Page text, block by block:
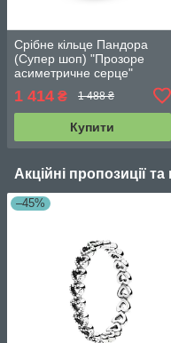
Срібне кільце Пандора
(Супер шоп) "Прозоре
асиметричне серце"
1 414 ₴ 1 488 ₴
Купити
Акційні пропозиції
–45%